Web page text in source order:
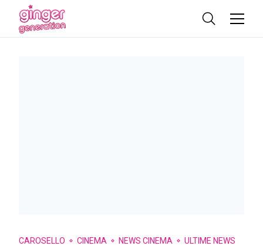
CAROSELLO CINEMA NEWS CINEMA ULTIME NEWS